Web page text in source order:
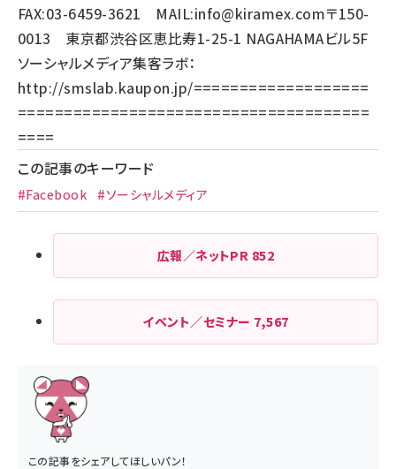
FAX:03-6459-3621 MAIL:info@kiramex.com〒150-
0013 東京都渋谷区恵比寿1-25-1 NAGAHAMAビル5F
ソーシャルメディア集客ラボ：
http://smslab.kaupon.jp/===================
======================================
====
この記事のキーワード
#Facebook #ソーシャルメディア
広報／ネットPR 852
イベント／セミナー 7,567
この記事をシェアしてほしいパン！